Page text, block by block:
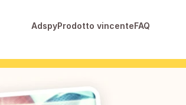
AdspyProdotto vincenteFAQ